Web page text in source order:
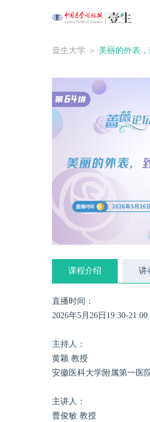
壹生大学 ＞ 美丽的外表
课程介绍 讲
直播时间：
2026年5月26日19:30-21:00
主持人：
黄颖 教授
安徽医科大学附属第一医
主讲人：
曹俊敏 教授